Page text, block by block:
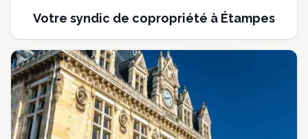
Votre syndic de copropriété à Étampes